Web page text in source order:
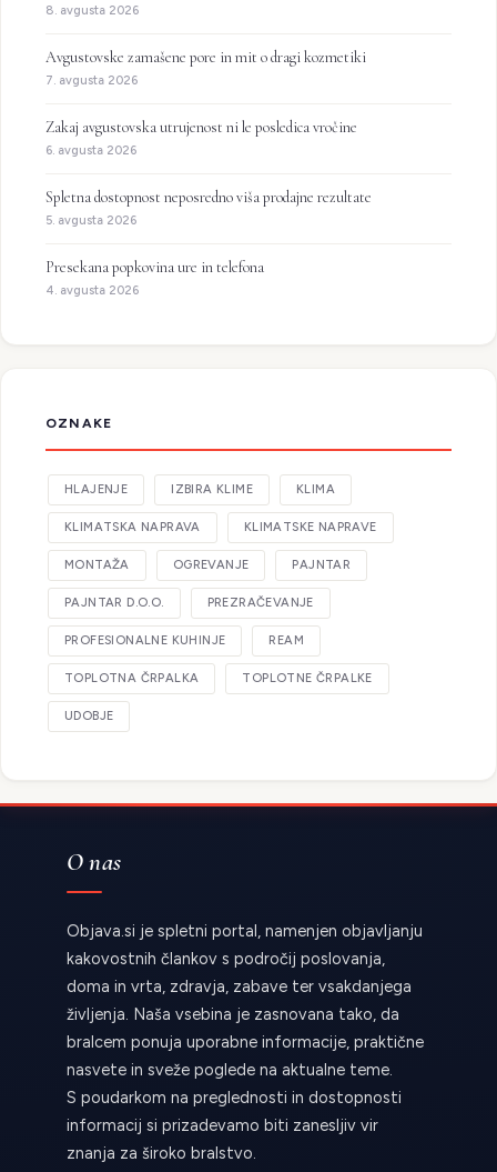
8. avgusta 2026
Avgustovske zamašene pore in mit o dragi kozmetiki
7. avgusta 2026
Zakaj avgustovska utrujenost ni le posledica vročine
6. avgusta 2026
Spletna dostopnost neposredno viša prodajne rezultate
5. avgusta 2026
Presekana popkovina ure in telefona
4. avgusta 2026
OZNAKE
HLAJENJE IZBIRA KLIME KLIMA
KLIMATSKA NAPRAVA KLIMATSKE NAPRAVE
MONTAŽA OGREVANJE PAJNTAR
PAJNTAR D.O.O. PREZRAČEVANJE
PROFESIONALNE KUHINJE REAM
TOPLOTNA ČRPALKA TOPLOTNE ČRPALKE
UDOBJE
O nas
Objava.si je spletni portal, namenjen objavljanju
kakovostnih člankov s področij poslovanja,
doma in vrta, zdravja, zabave ter vsakdanjega
življenja. Naša vsebina je zasnovana tako, da
bralcem ponuja uporabne informacije, praktične
nasvete in sveže poglede na aktualne teme.
S poudarkom na preglednosti in dostopnosti
informacij si prizadevamo biti zanesljiv vir
znanja za široko bralstvo.